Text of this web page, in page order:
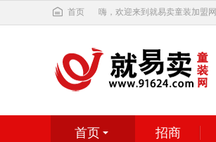
首页 嗨，欢迎来到就易卖童装加盟网
首页 招商